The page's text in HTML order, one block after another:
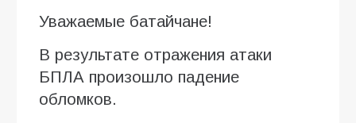
Уважаемые батайчане!
В результате отражения атаки
БПЛА произошло падение
обломков.